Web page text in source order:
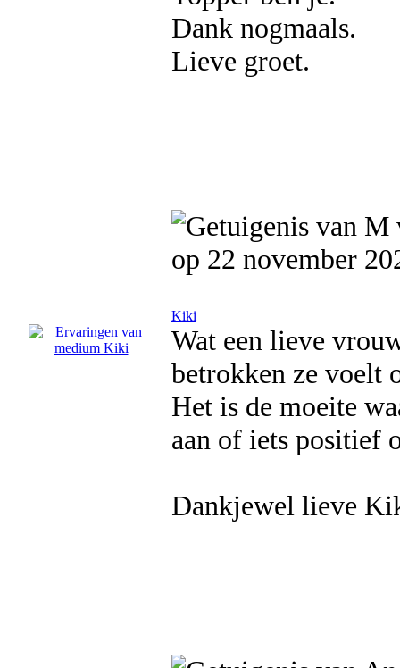
Dank nogmaals.
Lieve groet.
op 22 november
Kiki
Wat een lieve
betrokken ze voelt
Het is de moeite
aan of iets positief
Dankjewel lieve